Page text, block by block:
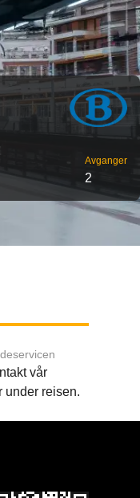
Avganger
2
vår
under reisen.